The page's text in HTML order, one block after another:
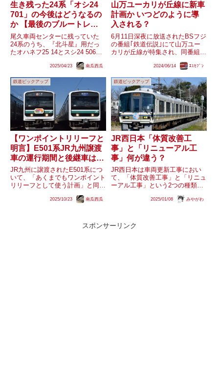
生き残った24系「オシ24
701」の今後はどうなるの
か 【最後のブルートレイ
ン】
尾久車両センターに残っていた
24系のうち、『北斗星』用だっ
たオハネフ25 14とスシ24 506が2
『ブルートレイン』の愛称とマッ
が残るのは『出雲』用だったオシ
24 701のみとな...
2025/04/23 南瓜西瓜
山万ユーカリが丘線に新車
計画か いつどのように導
入される？
6月11日深夜に放送されたBSフジ
の番組｢鉄道伝説｣にて山万ユー
カリが丘線が特集され、同番組内
を計画している｣｢新しい車両の
った旨の解説がありました。現在
使用されている1000形は...
2024/06/14 ｴｽｾﾌﾞﾝ
鉄道ピックアップ
【ワンポイントリリーフと
明言】E501系JR九州譲渡
車の運行期間と後継車はど
うなるのか
JR九州に譲渡されたE501系につ
いて、「あくまでもワンポイント
リリーフとして使う計画」と同社
用期間が比較的短期間となる見込
車で運用される415系15...
2025/10/23 南瓜西瓜
鉄道ピックアップ
JR西日本「体質改善工
事」と「リニューアル工
事」何が違う？
JR西日本は車両更新工事におい
て、「体質改善工事」と「リニュ
ーアル工事」という2つの種類が
旧国鉄から継承した115系などの
系）出入口付近のスペー...
2025/01/08 みやがわ
スポンサーリンク